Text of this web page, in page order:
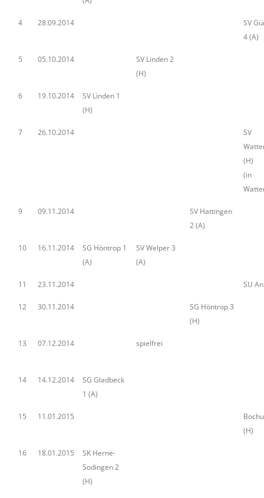
4 28.09.2014
SV
4 (A)
5 05.10.2014
SV Linden 2
(H)
6 19.10.2014
SV Linden 1
(H)
7 26.10.2014
SV
(H)
(in
9 09.11.2014
SV Hattingen
2 (A)
10 16.11.2014
SG Höntrop 1
(A)
SV Welper 3
(A)
11 23.11.2014 SU
12 30.11.2014
SG Höntrop 3
(H)
13 07.12.2014 spielfrei
14 14.12.2014
SG Gladbeck
1 (A)
15 11.01.2015
(H)
16 18.01.2015
SK Herne-
Sodingen 2
(H)